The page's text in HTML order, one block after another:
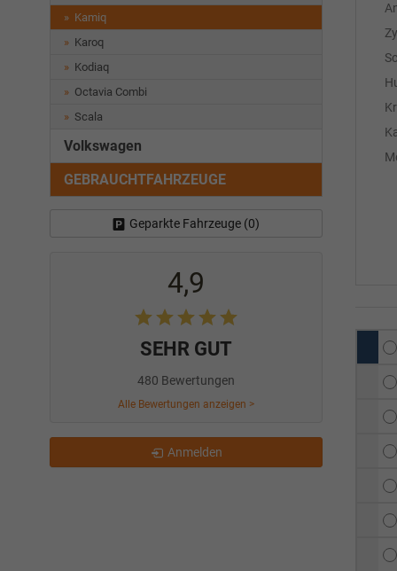
Kamiq
Karoq
Kodiaq
Octavia Combi
Scala
Volkswagen
GEBRAUCHTFAHRZEUGE
Geparkte Fahrzeuge (0)
4,9
SEHR GUT
480 Bewertungen
Alle Bewertungen anzeigen >
Anmelden